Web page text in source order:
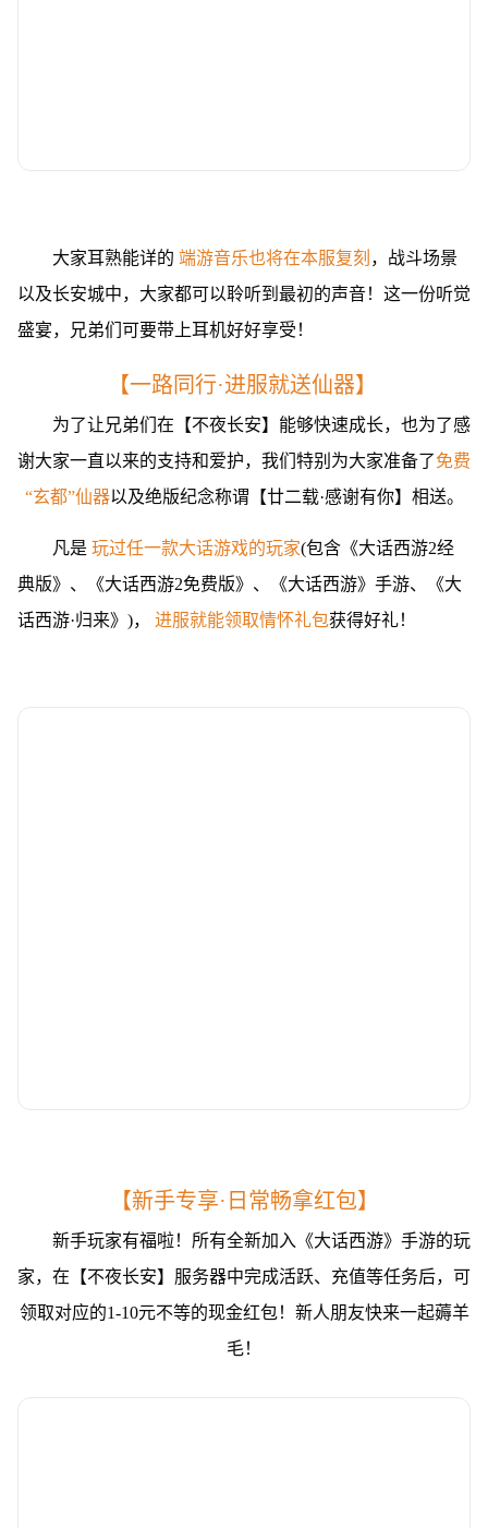
大家耳熟能详的 端游音乐也将在本服复刻 ，战斗场景
以及长安城中，大家都可以聆听到最初的声音！这一份听觉
盛宴，兄弟们可要带上耳机好好享受！
【一路同行·进服就送仙器】
为了让兄弟们在【不夜长安】能够快速成长，也为了感
谢大家一直以来的支持和爱护，我们特别为大家准备了免费
“玄都”仙器以及绝版纪念称谓【廿二载·感谢有你】相送。
凡是 玩过任一款大话游戏的玩家(包含《大话西游2经
典版》、《大话西游2免费版》、《大话西游》手游、《大
话西游·归来》)， 进服就能领取情怀礼包获得好礼！
【新手专享·日常畅拿红包】
新手玩家有福啦！所有全新加入《大话西游》手游的玩
家，在【不夜长安】服务器中完成活跃、充值等任务后，可
领取对应的1-10元不等的现金红包！新人朋友快来一起薅羊
毛！